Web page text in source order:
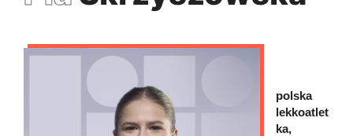
polska
lekkoatlet
ka,